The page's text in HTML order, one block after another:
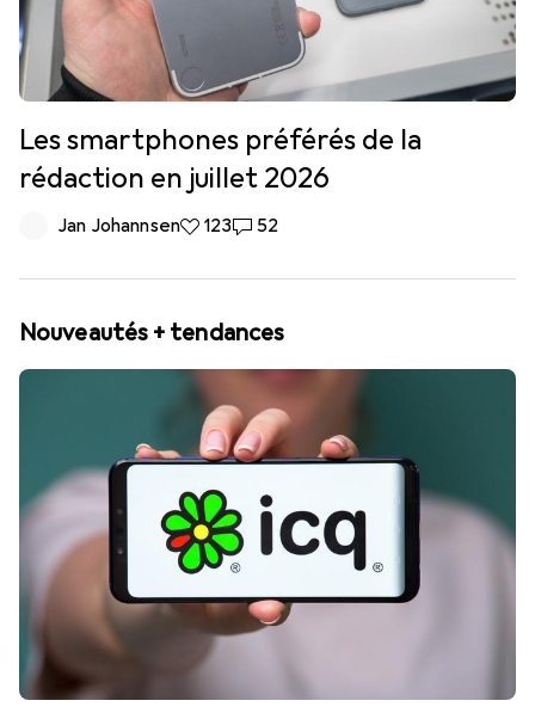
Les smartphones préférés de la
rédaction en juillet 2026
Jan Johannsen123 likes
12352 commentaires
52
Nouveautés + tendances